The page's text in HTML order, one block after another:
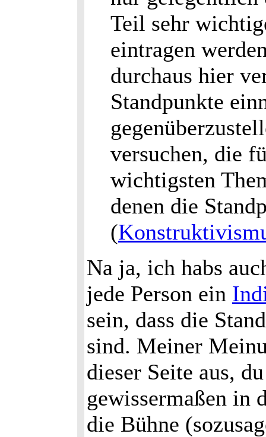
Teil sehr
eintragen
durchaus hier
Standpunkte
versuchen, die
wichtigsten
denen die
(
Na ja, ich habs
jede Person ein
sein, dass die
sind. Meiner
dieser Seite aus,
gewissermaßen in
die Bühne